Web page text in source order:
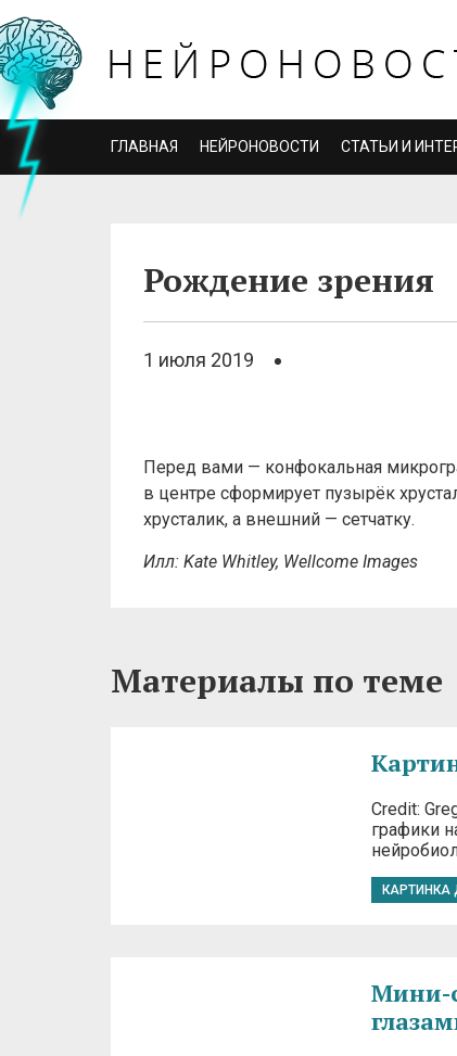
ГЛАВНАЯ НЕЙРОНОВОСТИ СТАТЬИ И
Рождение зрения
1 июля 2019
Перед вами — конфокальная
в центре сформирует пузырёк
хрусталик, а внешний — сетчатку.
Илл: Kate Whitley, Wellcome Images
Материалы по теме
Credit:
графики
КАРТИНКА
Мини-